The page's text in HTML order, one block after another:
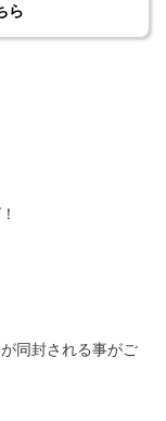
ら
同封される事がご